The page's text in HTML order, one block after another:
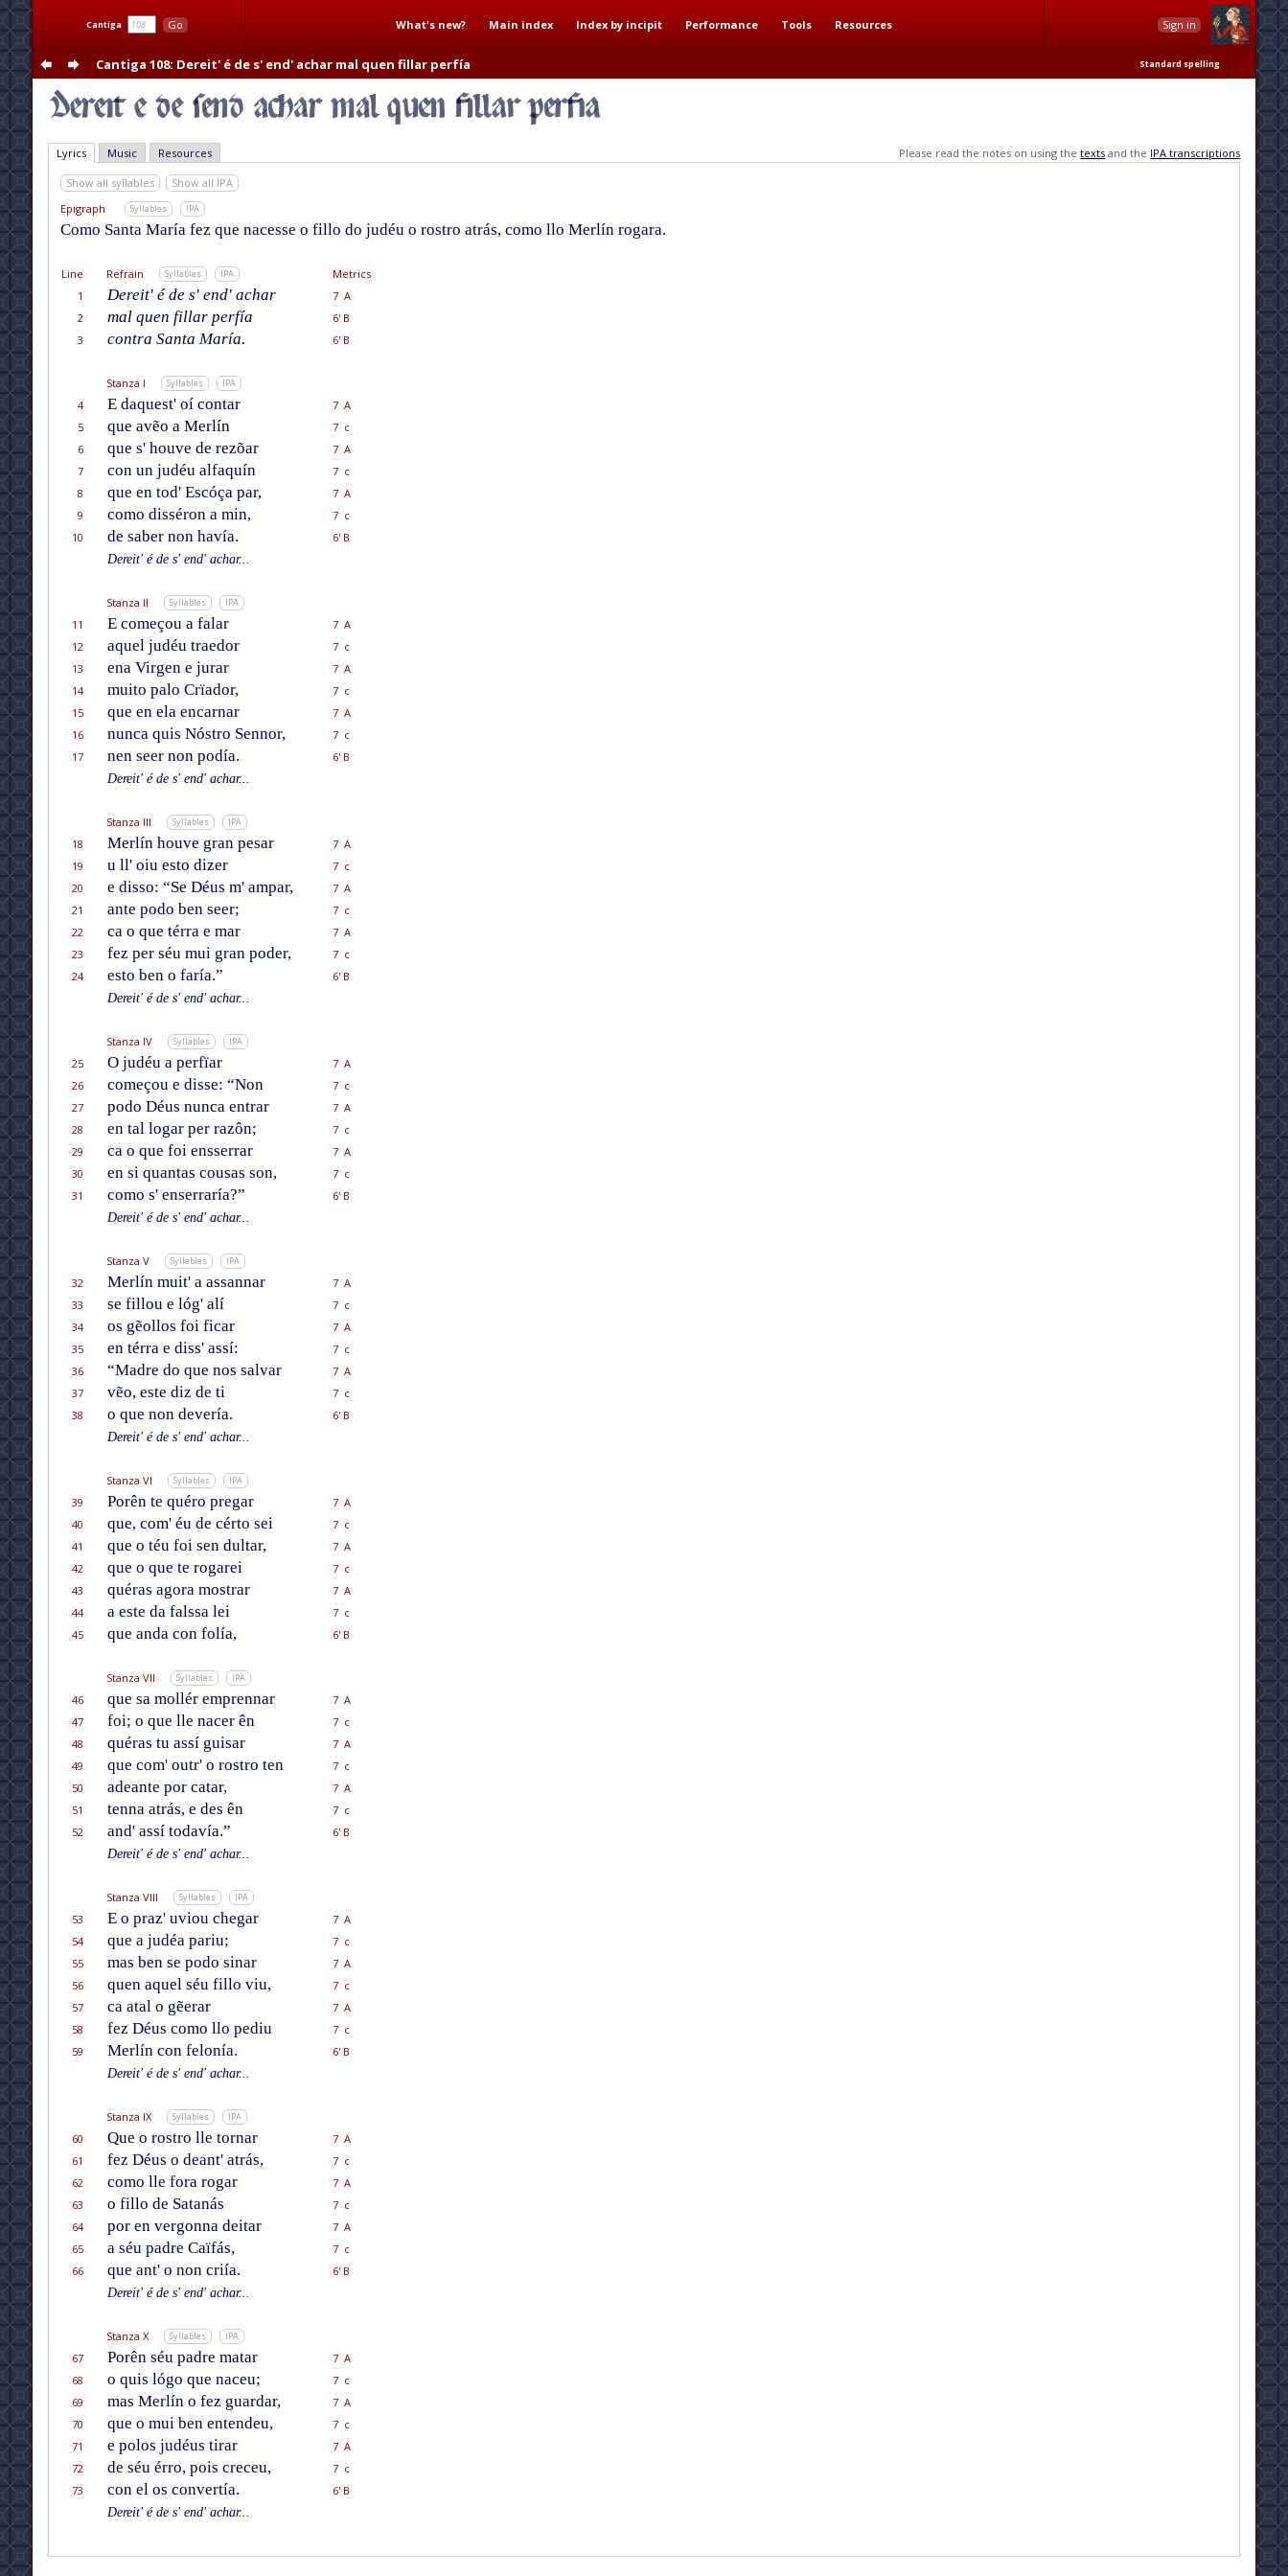
Cantiga Go What's new? Main index Index by incipit Performance Tools Resources Sign in
Cantiga 108: Dereit' é de s' end' achar mal quen fillar perfía Standard spelling
Lyrics Music Resources Please read the notes on using thetexts and the IPA transcriptions
Show all syllables
Show all IPA
Epigraph
Syllables IPA
Como Santa María fez que nacesse o fillo do judéu o rostro atrás, como llo Merlín rogara.
Line Refrain Syllables IPA
Metrics
1
Dereit' é de s' end' achar
7 A
2
mal quen fillar perfía
6' B
3
contra Santa María. 6' B
Stanza I Syllables IPA
4 E daquest' oí contar
7 A
5
que avẽo a Merlín
7 c
6
que s' houve de rezõar
7 A
7
con un judéu alfaquín
7 c
8
que en tod' Escóça par,
7 A
9
como disséron a min,
7 c
10
de saber non havía.
6' B
Dereit' é de s' end' achar...
Stanza II Syllables IPA
11 E começou a falar
7 A
12
aquel judéu traedor
7 c
13
ena Virgen e jurar
7 A
14
muito palo Crïador,
7 c
15
que en ela encarnar
7 A
16
nunca quis Nóstro Sennor,
7 c
17
nen seer non podía.
6' B
Dereit' é de s' end' achar...
Stanza III Syllables IPA
18 Merlín houve gran pesar
7 A
19
u ll' oiu esto dizer
7 c
20
e disso: “Se Déus m' ampar,
7 A
21
ante podo ben seer;
7 c
22
ca o que térra e mar
7 A
23
fez per séu mui gran poder,
7 c
24
esto ben o faría.”
6' B
Dereit' é de s' end' achar...
Stanza IV Syllables IPA
25 O judéu a perfïar
7 A
26
começou e disse: “Non
7 c
27
podo Déus nunca entrar
7 A
28
en tal logar per razôn;
7 c
29
ca o que foi ensserrar
7 A
30
en si quantas cousas son,
7 c
31
como s' enserraría?”
6' B
Dereit' é de s' end' achar...
Stanza V Syllables IPA
32 Merlín muit' a assannar
7 A
33
se fillou e lóg' alí
7 c
34
os gẽollos foi ficar
7 A
35
en térra e diss' assí:
7 c
36
“Madre do que nos salvar
7 A
37
vẽo, este diz de ti
7 c
38
o que non devería.
6' B
Dereit' é de s' end' achar...
Stanza VI Syllables IPA
39 Porên te quéro pregar
7 A
40
que, com' éu de cérto sei
7 c
41
que o téu foi sen dultar,
7 A
42
que o que te rogarei
7 c
43
quéras agora mostrar
7 A
44
a este da falssa lei
7 c
45
que anda con folía, 6' B
Stanza VII Syllables IPA
46 que sa mollér emprennar
7 A
47
foi; o que lle nacer ên
7 c
48
quéras tu assí guisar
7 A
49
que com' outr' o rostro ten
7 c
50
adeante por catar,
7 A
51
tenna atrás, e des ên
7 c
52
and' assí todavía.”
6' B
Dereit' é de s' end' achar...
Stanza VIII Syllables IPA
53 E o praz' uviou chegar
7 A
54
que a judéa pariu;
7 c
55
mas ben se podo sinar
7 A
56
quen aquel séu fillo viu,
7 c
57
ca atal o gẽerar
7 A
58
fez Déus como llo pediu
7 c
59
Merlín con felonía.
6' B
Dereit' é de s' end' achar...
Stanza IX Syllables IPA
60 Que o rostro lle tornar
7 A
61
fez Déus o deant' atrás,
7 c
62
como lle fora rogar
7 A
63
o fillo de Satanás
7 c
64
por en vergonna deitar
7 A
65
a séu padre Caïfás,
7 c
66
que ant' o non criía.
6' B
Dereit' é de s' end' achar...
Stanza X Syllables IPA
67 Porên séu padre matar
7 A
68
o quis lógo que naceu;
7 c
69
mas Merlín o fez guardar,
7 A
70
que o mui ben entendeu,
7 c
71
e polos judéus tirar
7 A
72
de séu érro, pois creceu,
7 c
73
con el os convertía.
6' B
Dereit' é de s' end' achar...